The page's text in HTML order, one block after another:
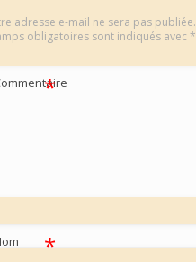
adresse e-mail ne sera pas publiée.
obligatoires sont indiqués avec*
*
*